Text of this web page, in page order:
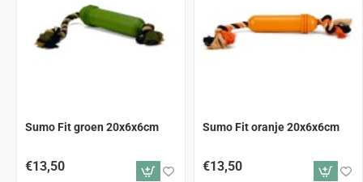
Sumo Fit groen 20x6x6cm
€13,50
Sumo Fit oranje 20x6x6cm
€13,50